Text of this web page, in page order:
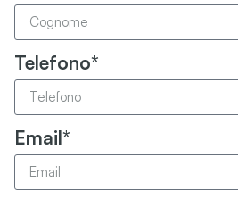
Telefono*
Email*